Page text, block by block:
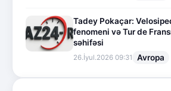
Tadey Pokaçar:
fenomeni və Tur de
səhifəsi
26.İyul.2026 09:31 Avropa